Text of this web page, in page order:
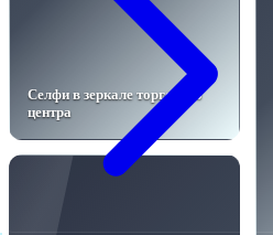
Селфи в зеркале торгового
центра